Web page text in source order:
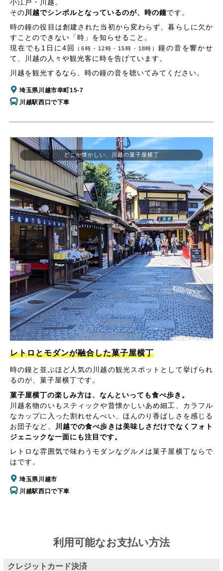
小江戸・川越。
その川越でシンボルとなっているのが、時の鐘です。
時の鐘の役目は創建された当初から変わらず、暮らしに欠か
すことのできない「時」を知らせること。
現在でも1日に4回
（6時・12時・15時・18時）鐘の音を響かせ
て、川越の人々や観光客に時を告げています。
川越を観光するなら、時の鐘の音を聴いてみてください。
埼玉県川越市幸町15-7
川越駅西口で下車
レトロとモダンが融合した菓子屋横丁
時の鐘と並ぶほど人気の川越の観光スポットとして挙げられ
るのが、菓子屋横丁です。
菓子屋横丁の楽しみ方は、なんといっても食べ歩き。
川越名物のいもスティックや昔懐かしいあめ細工、カラフル
なカップに入った割れせんべい、ほんのり香ばしさを感じる
お団子など、
川越での食べ歩きは美味しさだけでなくフォト
ジェニックな一面にも注目です。
レトロな雰囲気で味わうモダンなグルメは菓子屋横丁ならで
はです。
埼玉県川越市
川越駅西口で下車
どこか懐かしい、川越の菓子屋横丁
利用可能なお支払い方法
クレジットカード決済